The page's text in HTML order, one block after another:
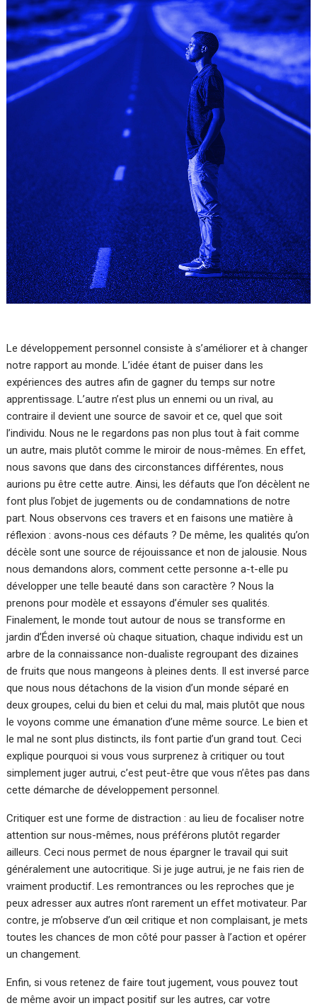
Le développement personnel consiste à s’améliorer et à changer
notre rapport au monde. L’idée étant de puiser dans les
expériences des autres afin de gagner du temps sur notre
apprentissage. L’autre n’est plus un ennemi ou un rival, au
contraire il devient une source de savoir et ce, quel que soit
l’individu. Nous ne le regardons pas non plus tout à fait comme
un autre, mais plutôt comme le miroir de nous-mêmes. En effet,
nous savons que dans des circonstances différentes, nous
aurions pu être cette autre. Ainsi, les défauts que l’on décèlent ne
font plus l’objet de jugements ou de condamnations de notre
part. Nous observons ces travers et en faisons une matière à
réflexion : avons-nous ces défauts ? De même, les qualités qu’on
décèle sont une source de réjouissance et non de jalousie. Nous
nous demandons alors, comment cette personne a-t-elle pu
développer une telle beauté dans son caractère ? Nous la
prenons pour modèle et essayons d’émuler ses qualités.
Finalement, le monde tout autour de nous se transforme en
jardin d’Éden inversé où chaque situation, chaque individu est un
arbre de la connaissance non-dualiste regroupant des dizaines
de fruits que nous mangeons à pleines dents. Il est inversé parce
que nous nous détachons de la vision d’un monde séparé en
deux groupes, celui du bien et celui du mal, mais plutôt que nous
le voyons comme une émanation d’une même source. Le bien et
le mal ne sont plus distincts, ils font partie d’un grand tout. Ceci
explique pourquoi si vous vous surprenez à critiquer ou tout
simplement juger autrui, c’est peut-être que vous n’êtes pas dans
cette démarche de développement personnel.
Critiquer est une forme de distraction : au lieu de focaliser notre
attention sur nous-mêmes, nous préférons plutôt regarder
ailleurs. Ceci nous permet de nous épargner le travail qui suit
généralement une autocritique. Si je juge autrui, je ne fais rien de
vraiment productif. Les remontrances ou les reproches que je
peux adresser aux autres n’ont rarement un effet motivateur. Par
contre, je m’observe d’un œil critique et non complaisant, je mets
toutes les chances de mon côté pour passer à l’action et opérer
un changement.
Enfin, si vous retenez de faire tout jugement, vous pouvez tout
de même avoir un impact positif sur les autres, car votre